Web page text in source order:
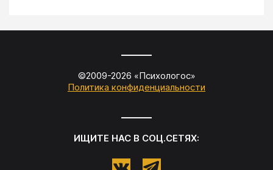
©2009-2026 «Психологос»
Политика конфиденциальности
ИЩИТЕ НАС В СОЦ.СЕТЯХ: